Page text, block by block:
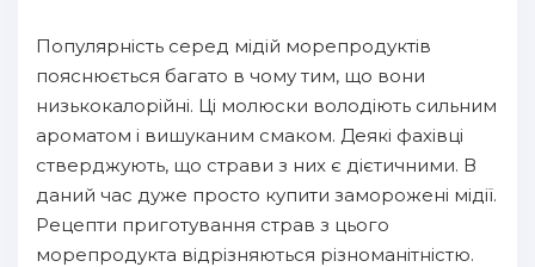
Популярність серед мідій морепродуктів
пояснюється багато в чому тим, що вони
низькокалорійні. Ці молюски володіють сильним
ароматом і вишуканим смаком. Деякі фахівці
стверджують, що страви з них є дієтичними. В
даний час дуже просто купити заморожені мідії.
Рецепти приготування страв з цього
морепродукта відрізняються різноманітністю.